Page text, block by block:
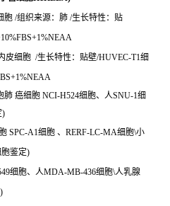
胞 /组织来源：肺 /生长特性：贴
皮细胞 /生长特性：贴壁/HUVEC-T1细
癌细胞 NCI-H524细胞、人SNU-1细
)
SPC-A1细胞 、RERF-LC-MA细胞\小
鉴定)
细胞、人MDA-MB-436细胞\人乳腺